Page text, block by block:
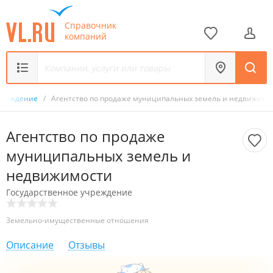
Справочник
компаний
/ Агентство по продаже муниципальных земель и
Агентство по продаже
муниципальных земель и
недвижимости
Государственное учреждение
Земельно-имущественные отношения
Описание Отзывы